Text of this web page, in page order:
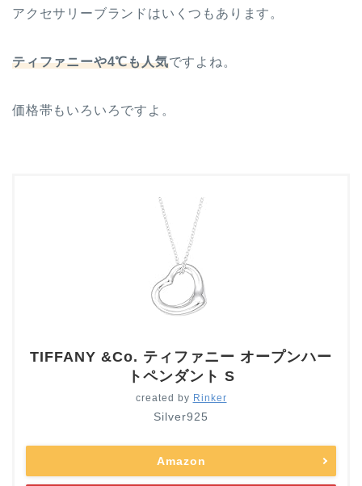
アクセサリーブランドはいくつもあります。
ティファニーや4℃も人気ですよね。
価格帯もいろいろですよ。
TIFFANY &Co. ティファニー オープンハー
トペンダント S
created by Rinker
Silver925
Amazon